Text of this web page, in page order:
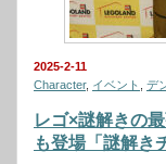
2025-2-11
Character, イベント デ
レゴ×謎解きの
も登場「謎解き